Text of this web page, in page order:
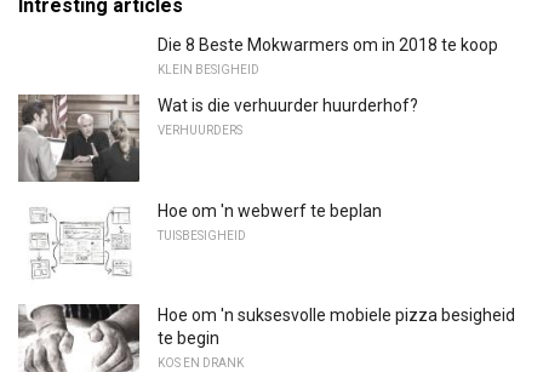
Intresting articles
Die 8 Beste Mokwarmers om in 2018 te koop
KLEIN BESIGHEID
Wat is die verhuurder huurderhof?
VERHUURDERS
Hoe om 'n webwerf te beplan
TUISBESIGHEID
Hoe om 'n suksesvolle mobiele pizza besigheid
te begin
KOS EN DRANK